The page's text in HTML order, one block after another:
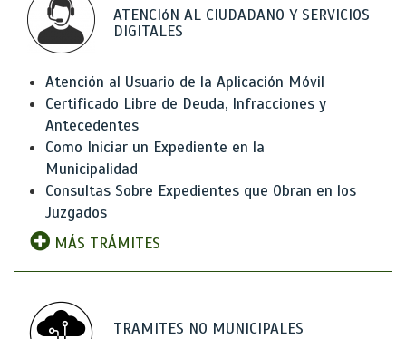
ATENCIóN AL CIUDADANO Y SERVICIOS
DIGITALES
Atención al Usuario de la Aplicación Móvil
Certificado Libre de Deuda, Infracciones y
Antecedentes
Como Iniciar un Expediente en la
Municipalidad
Consultas Sobre Expedientes que Obran en los
Juzgados
MÁS TRÁMITES
TRAMITES NO MUNICIPALES